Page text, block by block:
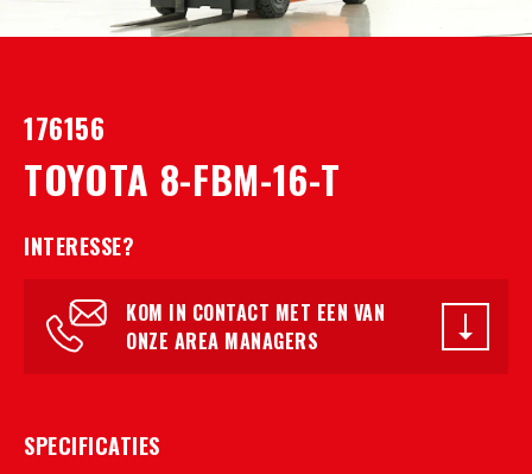
176156
TOYOTA 8-FBM-16-T
INTERESSE?
KOM IN CONTACT MET EEN VAN
ONZE AREA MANAGERS
SPECIFICATIES